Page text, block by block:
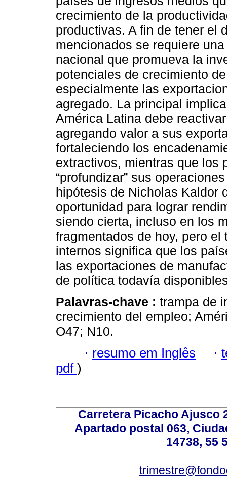
crecimiento de la
productivas. A fin de tener el
mencionados se requiere
nacional que promueva la
potenciales de crecimiento
especialmente las
agregado. La principal
América Latina debe
agregando valor a sus
fortaleciendo los
extractivos, mientras que los
“profundizar” sus
hipótesis de Nicholas Kaldor
oportunidad para lograr
siendo cierta, incluso en los
fragmentados de hoy, pero
internos significa que los
las exportaciones de
de política todavía
Palavras-chave : trampa de
crecimiento del empleo;
O47; N10.
· resumo em Inglês ·
pdf )
Carretera Picacho Ajusco
Apartado postal 063,
14738, 55